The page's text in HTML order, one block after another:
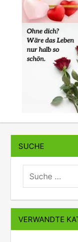
SUCHE
suche:
VERWANDTE